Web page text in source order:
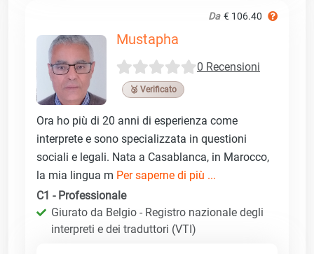
Da € 106.40
Mustapha
0 Recensioni
🥉 Verificato
Ora ho più di 20 anni di esperienza come
interprete e sono specializzata in questioni
sociali e legali. Nata a Casablanca, in Marocco,
la mia lingua m Per saperne di più ...
C1 - Professionale
Giurato da Belgio - Registro nazionale degli
interpreti e dei traduttori (VTI)